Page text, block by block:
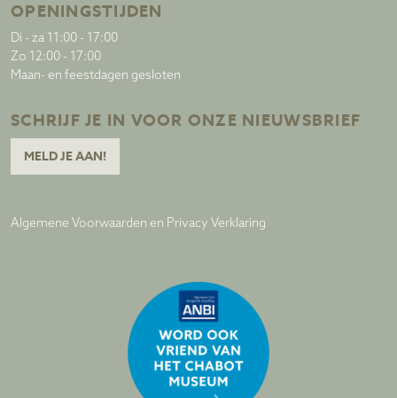
OPENINGSTIJDEN
Di - za 11:00 - 17:00
Zo 12:00 - 17:00
Maan- en feestdagen gesloten
SCHRIJF JE IN VOOR ONZE NIEUWSBRIEF
MELD JE AAN!
Algemene Voorwaarden en Privacy Verklaring